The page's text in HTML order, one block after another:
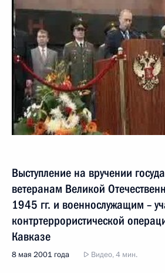
Выступление на вручении
ветеранам Великой
1945 гг. и военнослужащим –
контртеррористической
Кавказе
8 мая 2001 года Видео, 4 мин.